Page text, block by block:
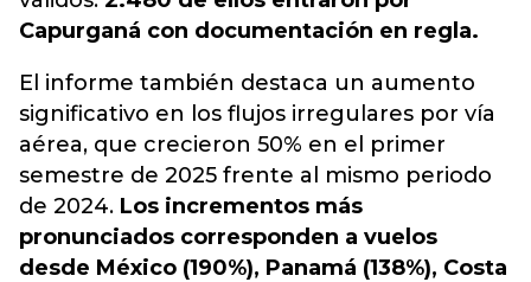
Capurganá con documentación en regla.
El informe también destaca un aumento
significativo en los flujos irregulares por vía
aérea, que crecieron 50% en el primer
semestre de 2025 frente al mismo periodo
de 2024. Los incrementos más
pronunciados corresponden a vuelos
desde México (190%), Panamá (138%), Costa